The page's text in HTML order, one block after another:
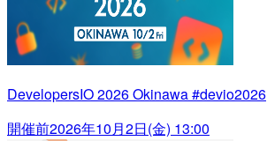
DevelopersIO 2026 Okinawa #devio2026
開催前2026年10月2日(金) 13:00